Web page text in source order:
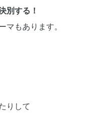
別する！
マもあります。
りして